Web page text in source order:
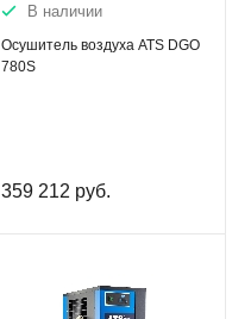
В наличии
Осушитель воздуха ATS DGO
780S
359 212 руб.